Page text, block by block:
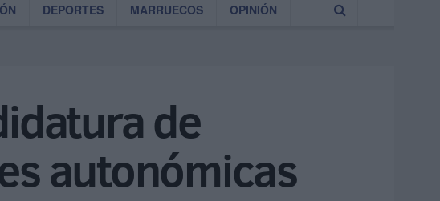
DEPORTES MARRUECOS OPINIÓN
de
autonómicas